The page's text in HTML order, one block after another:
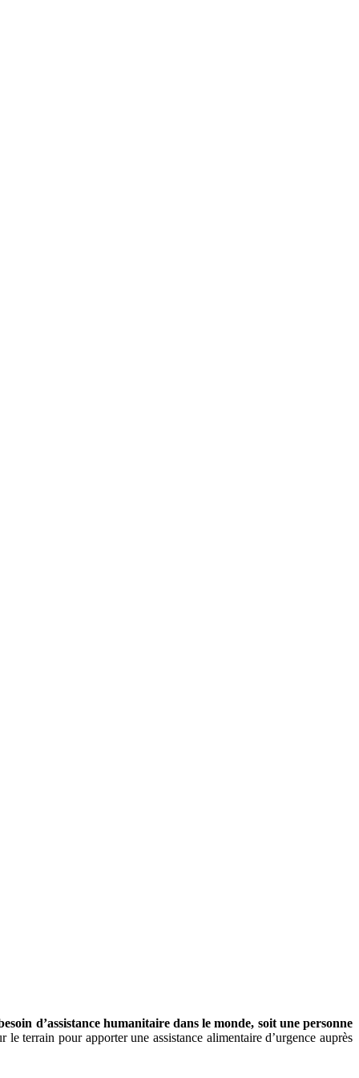
d’assistance humanitaire dans le monde, soit une personne
le terrain pour apporter une assistance alimentaire d’urgence auprès